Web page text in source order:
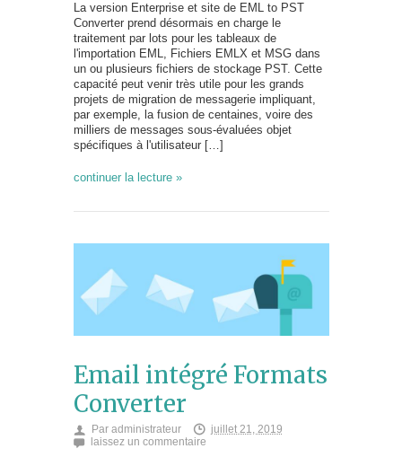
La version Enterprise et site de EML to PST
Converter prend désormais en charge le
traitement par lots pour les tableaux de
l'importation EML, Fichiers EMLX et MSG dans
un ou plusieurs fichiers de stockage PST. Cette
capacité peut venir très utile pour les grands
projets de migration de messagerie impliquant,
par exemple, la fusion de centaines, voire des
milliers de messages sous-évaluées objet
spécifiques à l'utilisateur […]
continuer la lecture »
Email intégré Formats
Converter
Par administrateur
juillet 21, 2019
laissez un commentaire